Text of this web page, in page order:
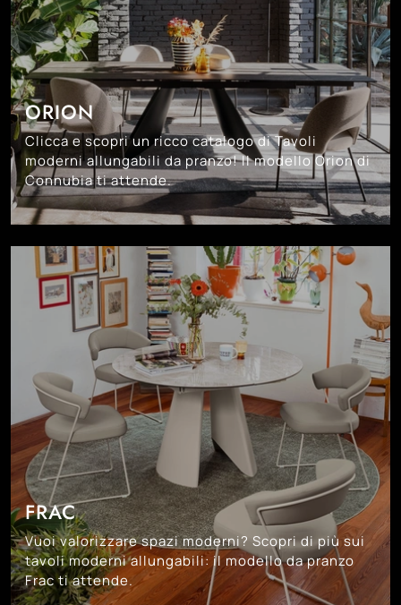
ORION
Clicca e scopri un ricco catalogo di Tavoli
moderni allungabili da pranzo! Il modello Orion di
Connubia ti attende.
FRAC
Vuoi valorizzare spazi moderni? Scopri di più sui
tavoli moderni allungabili: il modello da pranzo
Frac ti attende.